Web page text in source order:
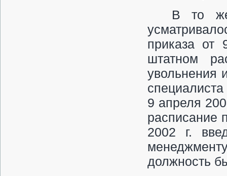
В то же
приказа от
штатном
увольнения
9 апреля
расписание
2002 г.
должность